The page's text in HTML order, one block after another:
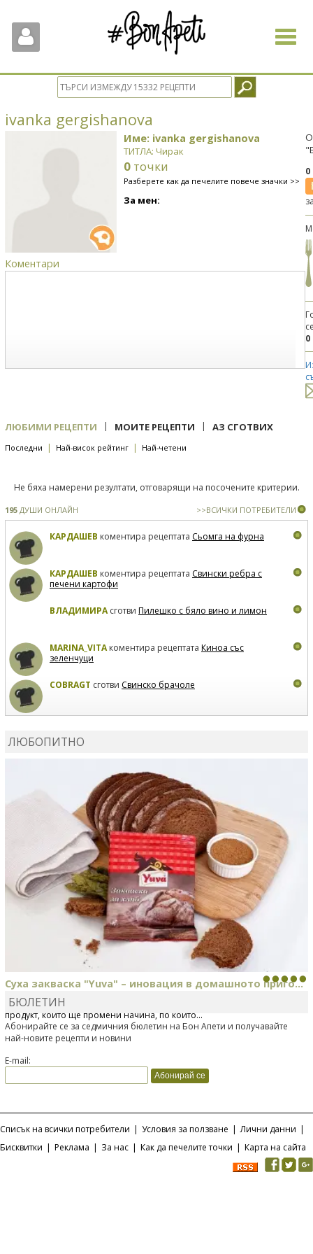
Toggle
ivanka gergishanova
Име: ivanka gergishanova
ТИТЛА: Чирак
0 точки
Разберете как да печелите повече значки >>
За мен:
Коментари
0
ЛЮБИМИ РЕЦЕПТИ | МОИТЕ РЕЦЕПТИ | АЗ СГОТВИХ
Последни | Най-висок рейтинг | Най-четени
Не бяха намерени резултати, отговарящи на посочените критерии.
195 ДУШИ ОНЛАЙН >>ВСИЧКИ ПОТРЕБИТЕЛИ
КАРДАШЕВ коментира рецептата Сьомга на фурна
КАРДАШЕВ коментира рецептата Свински ребра с
печени картофи
ВЛАДИМИРАсготви Пилешко с бяло вино и лимон
MARINA_VITAкоментира рецептата Киноа със
зеленчуци
COBRAGT сготви Свинско брачоле
ЛЮБОПИТНО
Суха закваска "Yuva" – иновация в домашното приго...
Отскоро Лесафр България стартира предлагането на изцяло нов
продукт, който ще промени начина, по който...
БЮЛЕТИН
Абонирайте се за седмичния бюлетин на Бон Апети и получавайте
най-новите рецепти и новини
E-mail:
Списък на всички потребители | Условия за ползване | Лични данни |
Бисквитки | Реклама | За нас | Как да печелите точки | Карта на сайта